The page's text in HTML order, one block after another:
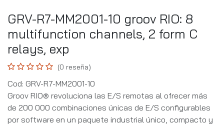
GRV-R7-MM2001-10 groov RIO: 8
multifunction channels, 2 form C
relays, exp
(0 reseña)
Cod: GRV-R7-MM2001-10
Groov RIO® revoluciona las E/S remotas al ofrecer más
de 200 000 combinaciones únicas de E/S configurables
por software en un paquete industrial único, compacto y